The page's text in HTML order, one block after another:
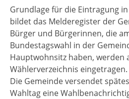
Grundlage für die Eintragung
bildet das Melderegister der
Bürger und Bürgerinnen, die
Bundestagswahl in der
Hauptwohnsitz haben, werden
Wählerverzeichnis eingetragen.
Die Gemeinde versendet
Wahltag eine